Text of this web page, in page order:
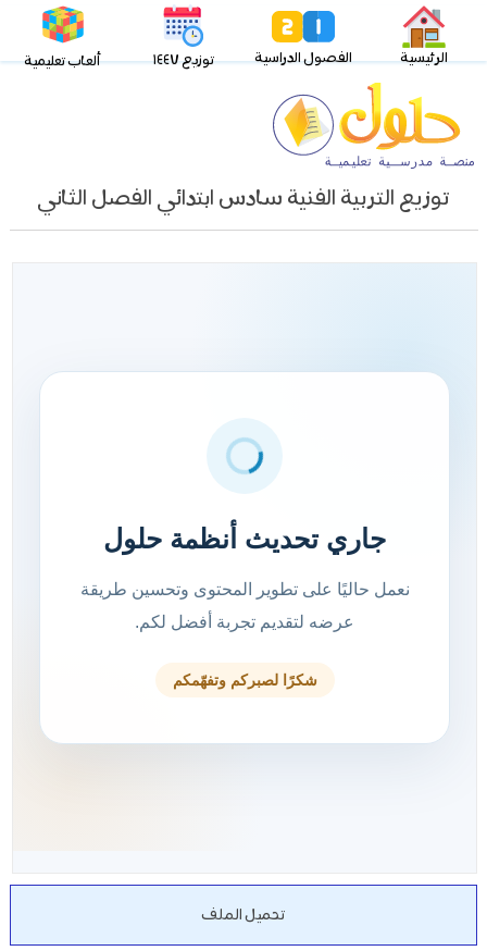
الرئيسية الفصول الدراسية توزيع ١٤٤٧ ألعاب تعليمية
توزيع التربية الفنية سادس ابتدائي الفصل الثاني
تحميل الملف